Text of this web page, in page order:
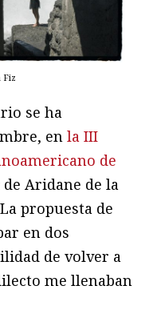
Fiz
se ha
en la III
de
Aridane de la
propuesta de
en dos
de volver a
me llenaban